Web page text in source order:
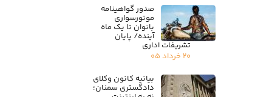
صدور گواهینامه
موتورسواری
بانوان تا یک ماه
آینده/ پایان
تشریفات اداری
۲۰ خرداد ۰۵
بیانیه کانون وکلای
دادگستری سمنان؛